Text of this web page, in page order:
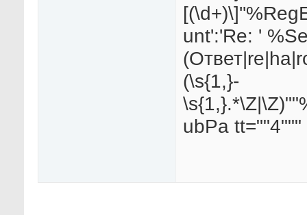
unt':'Re: '
(\s{1,}-
ubPa tt=""4"""